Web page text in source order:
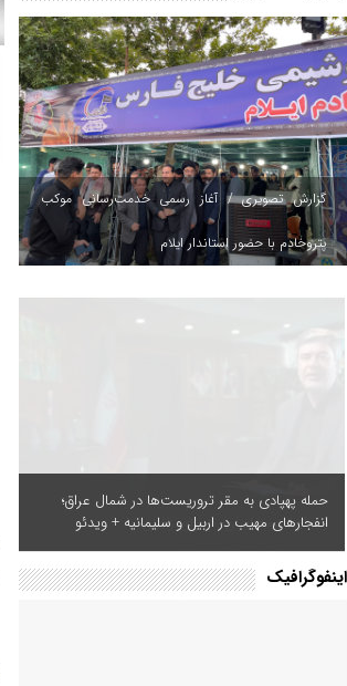
گزارش تصویری / آغاز رسمی خدمت‌رسانی موکب
پتروخادم با حضور استاندار ایلام
حمله پهپادی به مقر تروریست‌ها در شمال عراق؛
انفجارهای مهیب در اربیل و سلیمانیه + ویدئو
اینفوگرافیک